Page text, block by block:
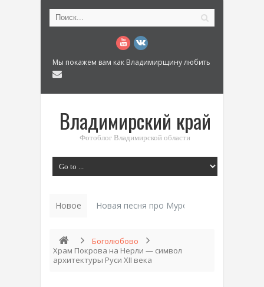
Мы покажем вам как Владимирщину любить
Владимирский край
Фотоблог Владимирской области
Новое Новая песня про Муром: «Былинный
Боголюбово
Храм Покрова на Нерли — символ
архитектуры Руси XII века